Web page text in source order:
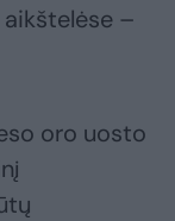
–
oro uosto